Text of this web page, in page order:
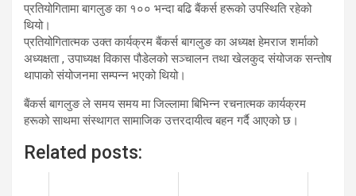
प्रतियोगितामा बागलुङ का १०० भन्दा बढि बैंकर्स हरूको उपस्थिति रहेको
थियो।
प्रतियोगितात्मक उक्त कार्यक्रम बैंकर्स बागलुङ का अध्यक्ष हेमराज शर्माको
अध्यक्षता , उपाध्यक्ष विकास पौडेलको सञ्चालन तथा खेलकुद संयोजक सन्तोष
थापाको संयोजनमा सम्पन्न भएको थियो।
बैंकर्स बागलुङ ले समय समय मा जिल्लामा बिभिन्न रचनात्मक कार्यक्रम
हरूको साथमा संस्थागत सामाजिक उत्तरदायीत्व बहन गर्दै आएको छ।
Related posts: